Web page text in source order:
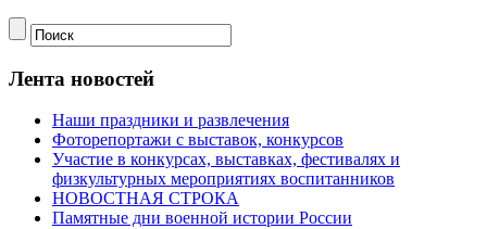
Лента новостей
Наши праздники и развлечения
Фоторепортажи с выставок, конкурсов
Участие в конкурсах, выставках, фестивалях и
физкультурных мероприятиях воспитанников
НОВОСТНАЯ СТРОКА
Памятные дни военной истории России